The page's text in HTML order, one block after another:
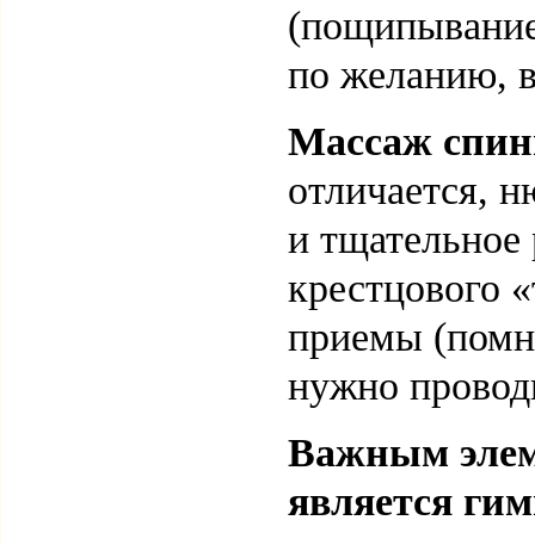
по желанию,
Массаж
отличается,
и тщательное
крестцового
приемы
нужно
Важным
является